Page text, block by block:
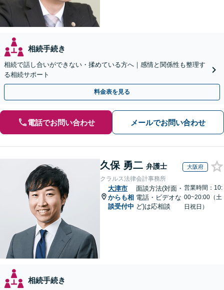
相続手続き
相続で話し合いができない・揉めている方へ｜感情と関係性も整理す
る相続サポート
料金表を見る
電話でお問い合わせ メールでお問い合わせ
久保 勇二 弁護士 大阪府
クラルス法律会計事務所
大津市
からも相
談受付中
面談方法(対面・
電話・ビデオな
ど)は応相談
営業時間：10:
00~20:00（土
日祝日）
相続手続き